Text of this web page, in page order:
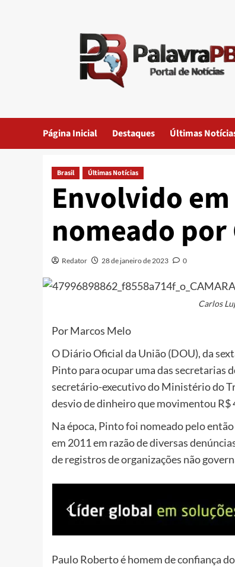
Página Inicial Destaques Últimas
Brasil Últimas Notícias
Envolvido
nomeado por
Redator 28 de janeiro de 2023 0
Carlos
Por Marcos Melo
O Diário Oficial da União (DOU), da
Pinto para ocupar uma das secretarias
secretário-executivo do Ministério do
desvio de dinheiro que movimentou R$
Na época, Pinto foi nomeado pelo
em 2011 em razão de diversas
de registros de organizações não
Paulo Roberto é homem de confiança